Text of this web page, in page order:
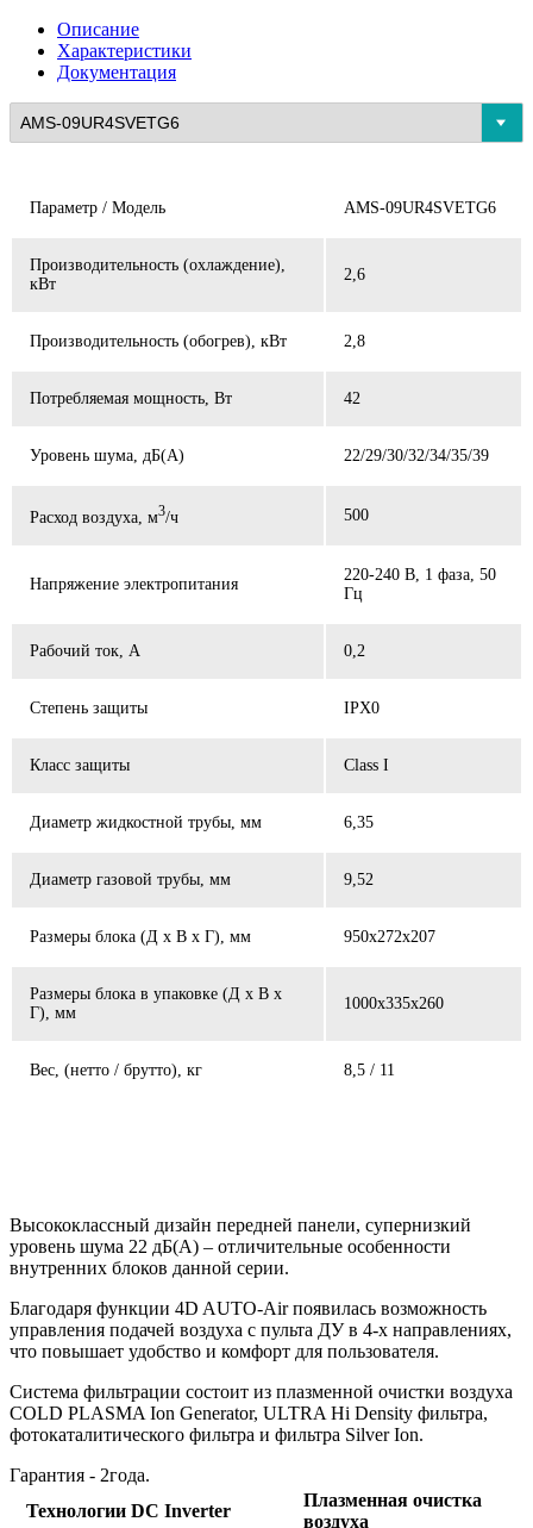
Описание
Характеристики
Документация
Параметр / Модель AMS-09UR4SVETG6
Производительность (охлаждение),
кВт
2,6
Производительность (обогрев), кВт 2,8
Потребляемая мощность, Вт 42
Уровень шума, дБ(А) 22/29/30/32/34/35/39
Расход воздуха, м3/ч 500
Напряжение электропитания
220-240 В, 1 фаза, 50
Гц
Рабочий ток, А 0,2
Степень защиты IPX0
Класс защиты Class I
Диаметр жидкостной трубы, мм 6,35
Диаметр газовой трубы, мм 9,52
Размеры блока (Д x В x Г), мм 950x272x207
Размеры блока в упаковке (Д x В x
Г), мм
1000x335x260
Вес, (нетто / брутто), кг 8,5 / 11
Высококлассный дизайн передней панели, супернизкий
уровень шума 22 дБ(А) – отличительные особенности
внутренних блоков данной серии.
Благодаря функции 4D AUTO-Air появилась возможность
управления подачей воздуха с пульта ДУ в 4-х направлениях,
что повышает удобство и комфорт для пользователя.
Система фильтрации состоит из плазменной очистки воздуха
COLD PLASMA Ion Generator, ULTRA Hi Density фильтра,
фотокаталитического фильтра и фильтра Silver Ion.
Гарантия - 2года.
Технологии DC Inverter
Плазменная очистка
воздуха